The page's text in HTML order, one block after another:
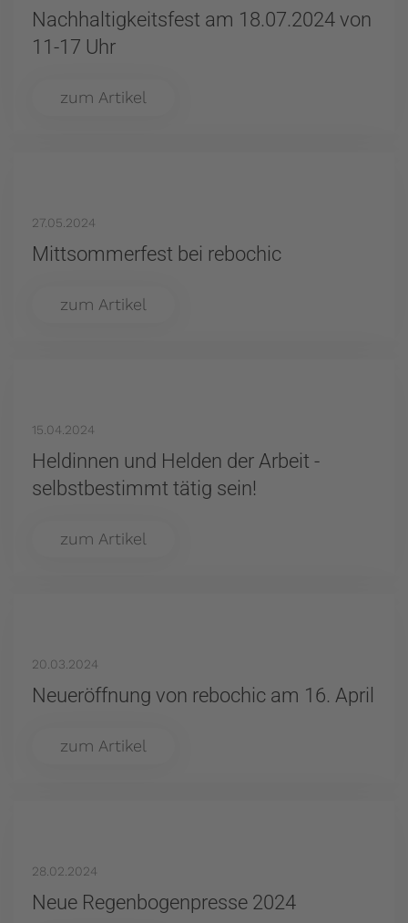
Nachhaltigkeitsfest am 18.07.2024 von
11-17 Uhr
zum Artikel
27.05.2024
Mittsommerfest bei rebochic
zum Artikel
15.04.2024
Heldinnen und Helden der Arbeit -
selbstbestimmt tätig sein!
zum Artikel
20.03.2024
Neueröffnung von rebochic am 16. April
zum Artikel
28.02.2024
Neue Regenbogenpresse 2024